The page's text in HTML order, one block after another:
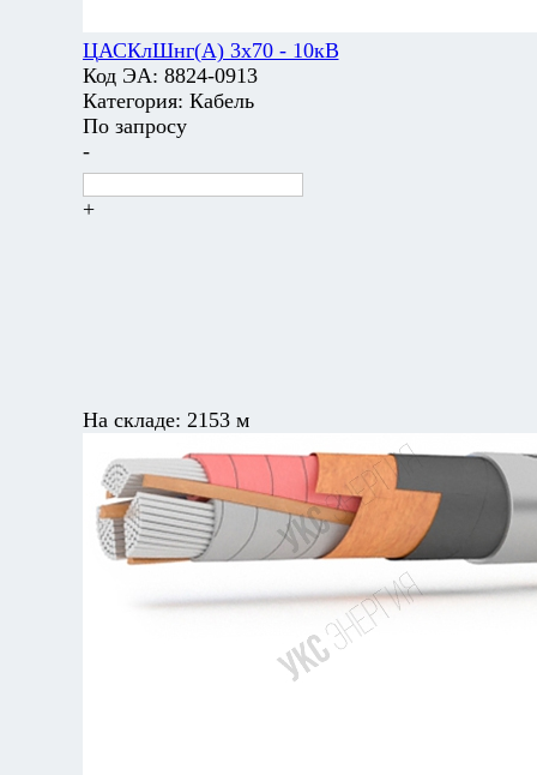
ЦАСКлШнг(А) 3х70 - 10кВ
Код ЭА: 8824-0913
Категория: Кабель
По запросу
-
+
На складе: 2153 м